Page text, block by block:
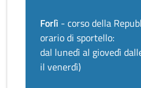
Forlì - corso della
orario di sportello:
dal lunedì al giovedì
il venerdì)